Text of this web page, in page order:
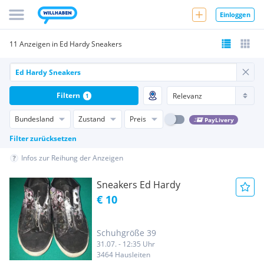
Einloggen
11 Anzeigen in Ed Hardy Sneakers
Bundesland Zustand Preis PayLivery
Filter zurücksetzen
Filtern 1
Infos zur Reihung der Anzeigen
Sneakers Ed Hardy
€ 10
Schuhgröße 39
31.07. - 12:35 Uhr
3464 Hausleiten